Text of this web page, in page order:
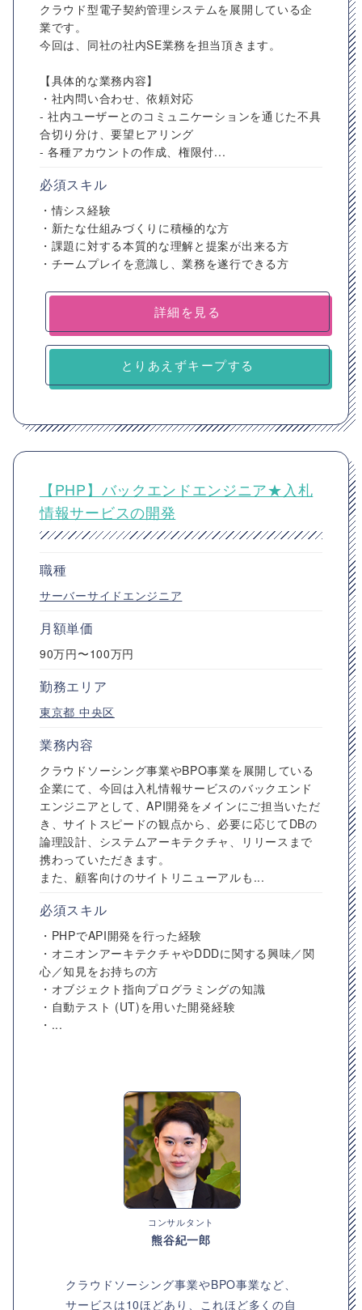
クラウド型電子契約管理システムを展開している企
業です。
今回は、同社の社内SE業務を担当頂きます。
【具体的な業務内容】
・社内問い合わせ、依頼対応
- 社内ユーザーとのコミュニケーションを通じた不具
合切り分け、要望ヒアリング
- 各種アカウントの作成、権限付...
必須スキル
・情シス経験
・新たな仕組みづくりに積極的な方
・課題に対する本質的な理解と提案が出来る方
・チームプレイを意識し、業務を遂行できる方
詳細を見る
とりあえずキープする
【PHP】バックエンドエンジニア★入札
情報サービスの開発
職種
サーバーサイドエンジニア
月額単価
90万円〜100万円
勤務エリア
東京都 中央区
業務内容
クラウドソーシング事業やBPO事業を展開している
企業にて、今回は入札情報サービスのバックエンド
エンジニアとして、API開発をメインにご担当いただ
き、サイトスピードの観点から、必要に応じてDBの
論理設計、システムアーキテクチャ、リリースまで
携わっていただきます。
また、顧客向けのサイトリニューアルも...
必須スキル
・PHPでAPI開発を行った経験
・オニオンアーキテクチャやDDDに関する興味／関
心／知見をお持ちの方
・オブジェクト指向プログラミングの知識
・自動テスト (UT)を用いた開発経験
・...
コンサルタント
熊谷紀一郎
クラウドソーシング事業やBPO事業など、
サービスは10ほどあり、これほど多くの自